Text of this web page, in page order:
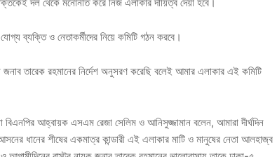
ব্যক্তি ও নেতাকর্মীদের নিয়ে কমিটি গঠন করবে।
তারেক রহমানের নির্দেশ অনুসরণ করেছি বলেই আমার এলাকার এই কমিটি
বিএনপির আহ্বায়ক এসএম রেজা সেলিম ও আনিসুজ্জামান বলেন, আমারা দীর্ঘদিন
ধানের শীষের একমাত্র কান্ডারী এই এলাকার মাটি ও মানুষের নেতা আলহাজ্ব